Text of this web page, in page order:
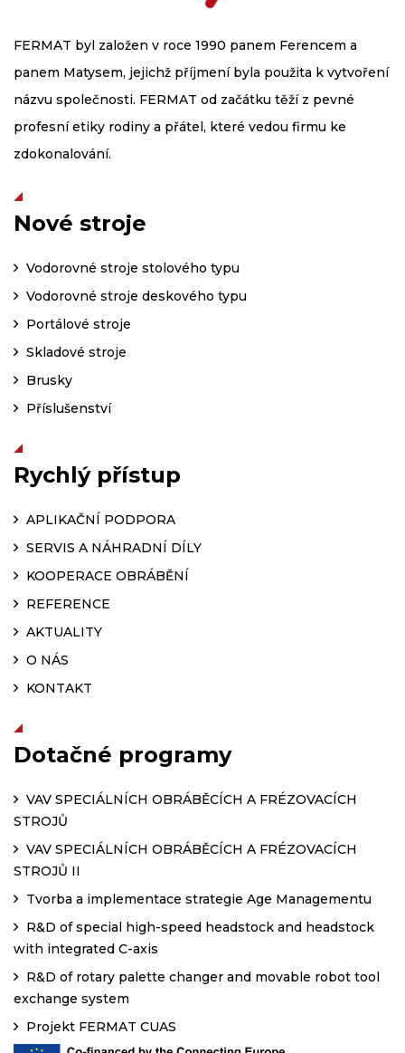
FERMAT byl založen v roce 1990 panem Ferencem a
panem Matysem, jejichž příjmení byla použita k vytvoření
názvu společnosti. FERMAT od začátku těží z pevné
profesní etiky rodiny a přátel, které vedou firmu ke
zdokonalování.
Nové stroje
Vodorovné stroje stolového typu
Vodorovné stroje deskového typu
Portálové stroje
Skladové stroje
Brusky
Příslušenství
Rychlý přístup
APLIKAČNÍ PODPORA
SERVIS A NÁHRADNÍ DÍLY
KOOPERACE OBRÁBĚNÍ
REFERENCE
AKTUALITY
O NÁS
KONTAKT
Dotačné programy
VAV SPECIÁLNÍCH OBRÁBĚCÍCH A FRÉZOVACÍCH
STROJŮ
VAV SPECIÁLNÍCH OBRÁBĚCÍCH A FRÉZOVACÍCH
STROJŮ II
Tvorba a implementace strategie Age Managementu
R&D of special high-speed headstock and headstock
with integrated C-axis
R&D of rotary palette changer and movable robot tool
exchange system
Projekt FERMAT CUAS